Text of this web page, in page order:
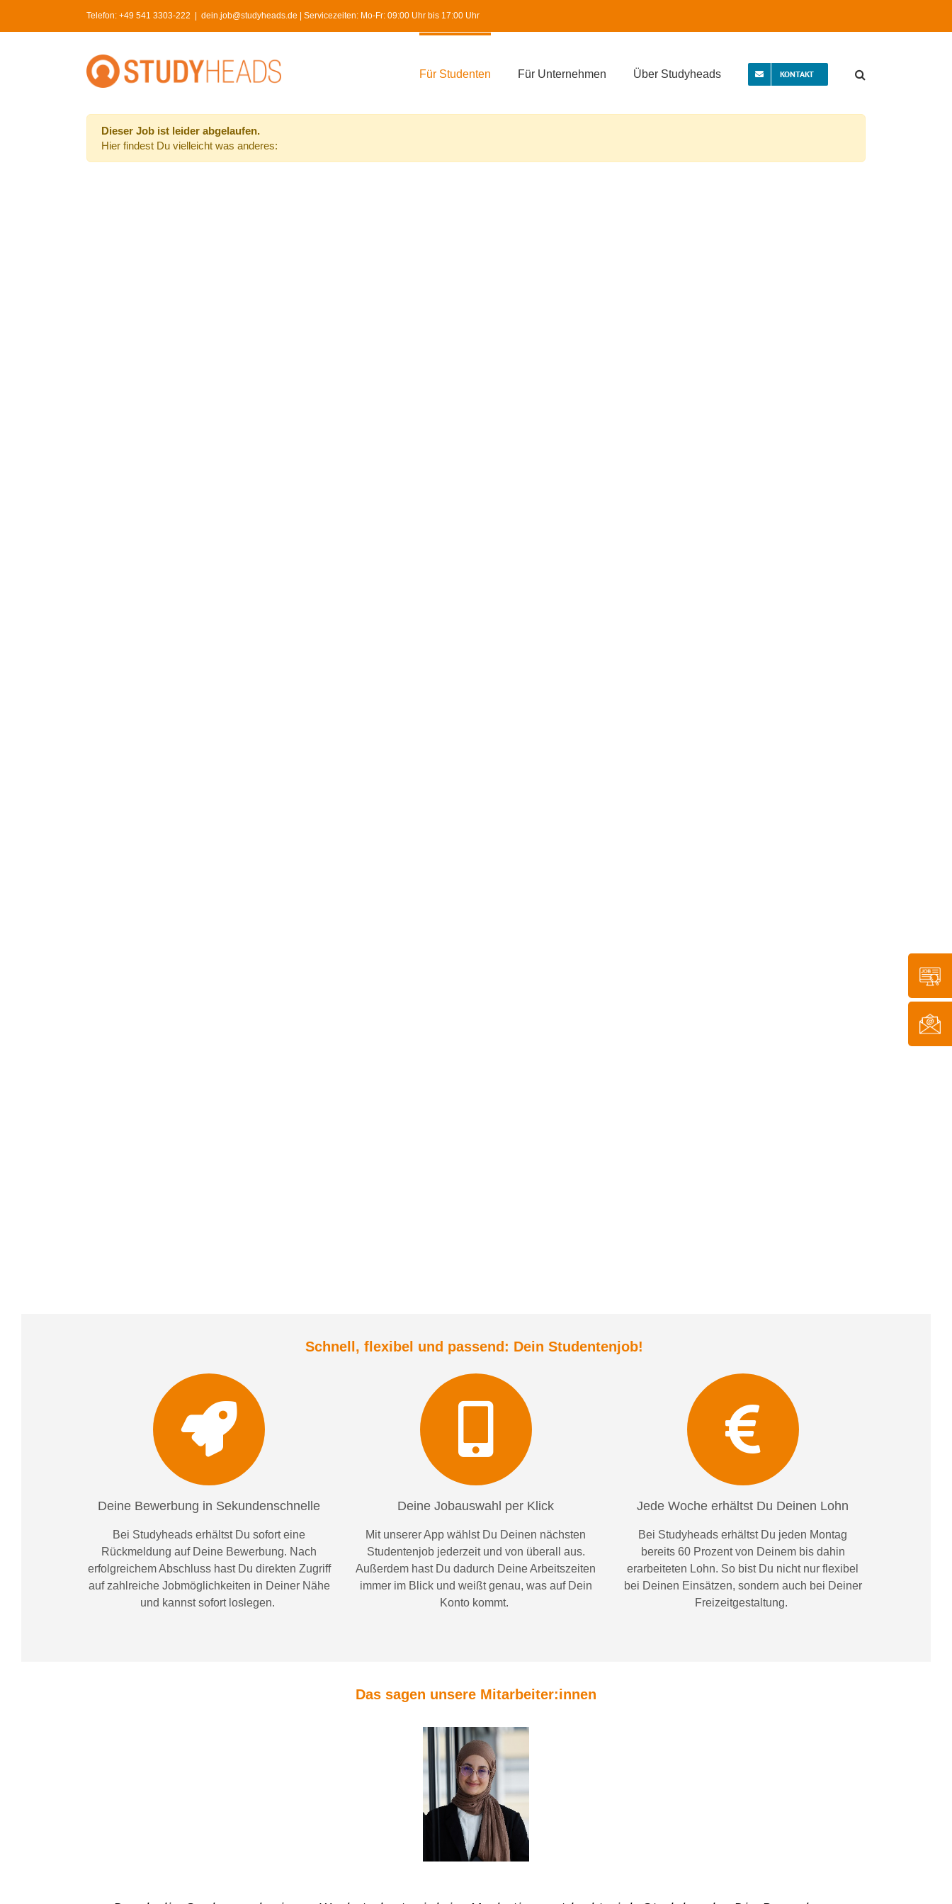
Telefon: +49 541 3303-222 dein.job@studyheads.de | Servicezeiten: Mo-Fr: 09:00 Uhr bis 17:00 Uhr
Für Studenten Für Unternehmen Über Studyheads KONTAKT
Dieser Job ist leider abgelaufen.
Hier findest Du vielleicht was anderes:
Schnell, flexibel und passend: Dein Studentenjob!
Deine Bewerbung in Sekundenschnelle
Bei Studyheads erhältst Du sofort eine
Rückmeldung auf Deine Bewerbung. Nach
erfolgreichem Abschluss hast Du direkten Zugriff
auf zahlreiche Jobmöglichkeiten in Deiner Nähe
und kannst sofort loslegen.
Deine Jobauswahl per Klick
Mit unserer App wählst Du Deinen nächsten
Studentenjob jederzeit und von überall aus.
Außerdem hast Du dadurch Deine Arbeitszeiten
immer imBlick und weißtgenau, was auf Dein
Konto kommt.
Jede Woche erhältst Du Deinen Lohn
Bei Studyheads erhältst Du jeden Montag
bereits 60 Prozent von Deinem bis dahin
erarbeiteten Lohn. So bist Du nicht nur flexibel
bei Deinen Einsätzen, sondern auch bei Deiner
Freizeitgestaltung.
Das sagen unsere Mitarbeiter:innen